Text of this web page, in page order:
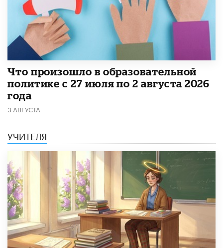
​Что произошло в образовательной
политике с 27 июля по 2 августа 2026
года
3 АВГУСТА
УЧИТЕЛЯ